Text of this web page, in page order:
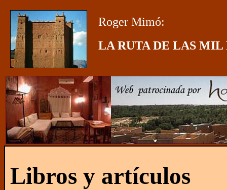
Roger Mimó:
LA RUTA DE LAS MIL
Libros y artículos